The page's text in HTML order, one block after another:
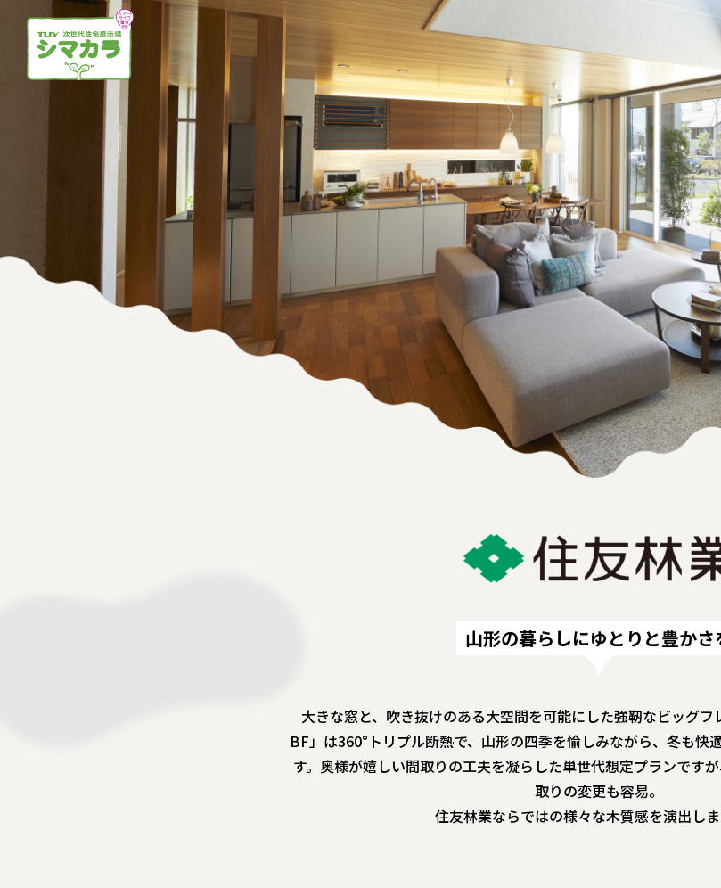
山形の暮らしにゆとりと豊かさ
大きな窓と、吹き抜けのある大空間を可能にした強靭なビッグ
BF」は360°トリプル断熱で、山形の四季を愉しみながら、冬も快
す。奥様が嬉しい間取りの工夫を凝らした単世代想定プランです
取りの変更も容易。
住友林業ならではの様々な木質感を演出しま